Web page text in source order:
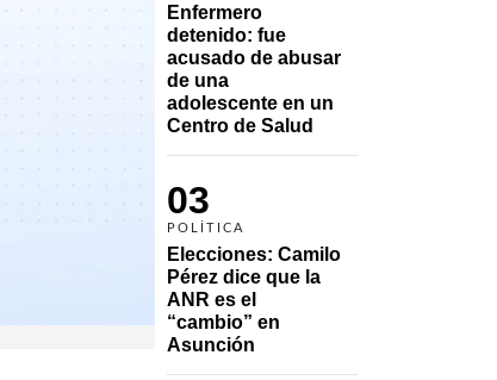
Enfermero
detenido: fue
acusado de abusar
de una
adolescente en un
Centro de Salud
03
POLÍTICA
Elecciones: Camilo
Pérez dice que la
ANR es el
“cambio” en
Asunción